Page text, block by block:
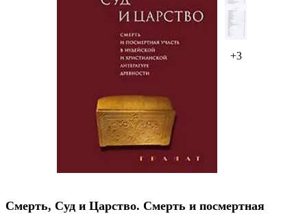
+3
Смерть, Суд и Царство. Смерть и посмертная